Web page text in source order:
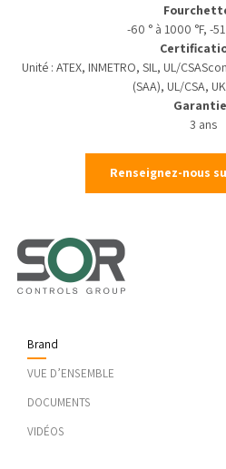
-60 ° à 1000 °F, -
Unité : ATEX, INMETRO, SIL, UL/
(SAA), UL/CSA,
3 ans
Renseignez-nous
Brand
VUE D’ENSEMBLE
DOCUMENTS
VIDÉOS